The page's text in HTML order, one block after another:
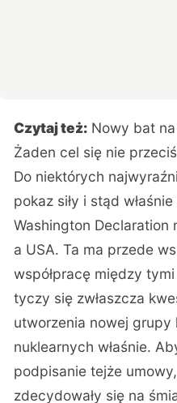
Czytaj też: Nowy bat
Żaden cel się nie
Do niektórych
pokaz siły i stąd
Washington Declaration
a USA. Ta ma przede
współpracę między
tyczy się zwłaszcza
utworzenia nowej
nuklearnych właśnie.
podpisanie tejże
zdecydowały się na